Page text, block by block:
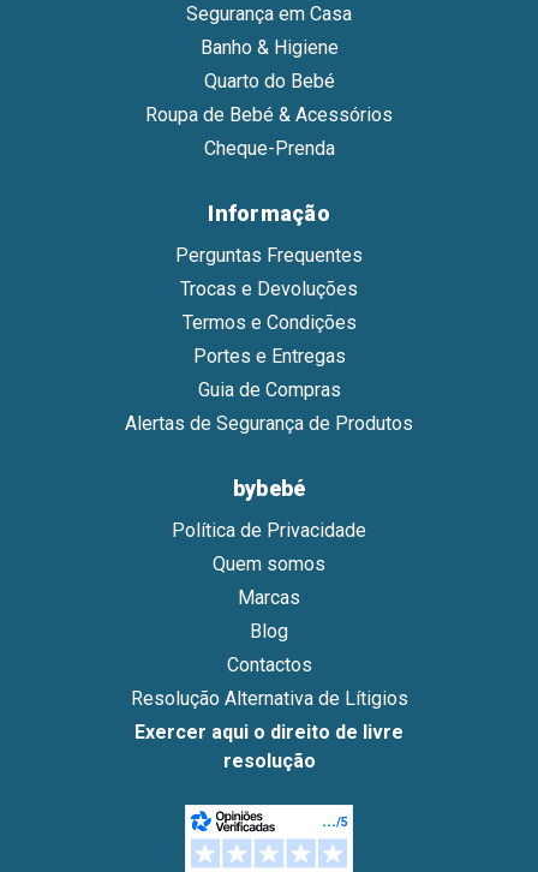
Segurança em Casa
Banho & Higiene
Quarto do Bebé
Roupa de Bebé & Acessórios
Cheque-Prenda
Informação
Perguntas Frequentes
Trocas e Devoluções
Termos e Condições
Portes e Entregas
Guia de Compras
Alertas de Segurança de Produtos
bybebé
Política de Privacidade
Quem somos
Marcas
Blog
Contactos
Resolução Alternativa de Lítigios
Exercer aqui o direito de livre
resolução